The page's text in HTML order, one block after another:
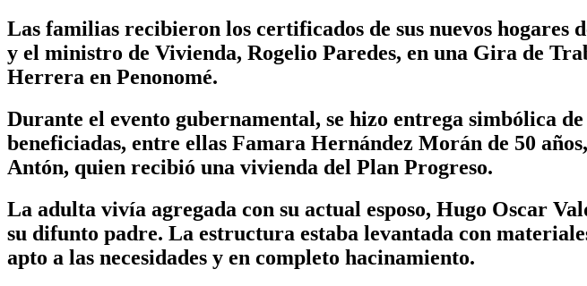
Las familias recibieron los certificados de sus nuevos
y el ministro de Vivienda, Rogelio Paredes, en una Gira de
Herrera en Penonomé.
Durante el evento gubernamental, se hizo entrega simbólica
beneficiadas, entre ellas Famara Hernández Morán de 50
Antón, quien recibió una vivienda del Plan Progreso.
La adulta vivía agregada con su actual esposo, Hugo Oscar
su difunto padre. La estructura estaba levantada con
apto a las necesidades y en completo hacinamiento.